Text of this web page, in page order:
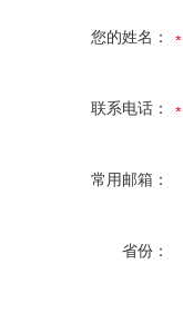
您的姓名：
联系电话：
常用邮箱：
省份：